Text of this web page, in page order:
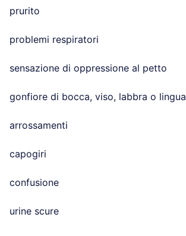
prurito
problemi respiratori
sensazione di oppressione al petto
gonfiore di bocca, viso, labbra o lingua
arrossamenti
capogiri
confusione
urine scure